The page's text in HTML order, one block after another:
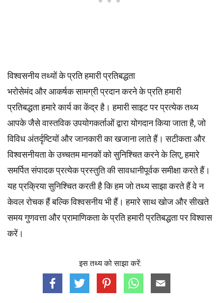
विश्वसनीय तथ्यों के प्रति हमारी प्रतिबद्धता
भरोसेमंद और आकर्षक सामग्री प्रदान करने के प्रति हमारी
प्रतिबद्धता हमारे कार्य का केंद्र है। हमारी साइट पर प्रत्येक तथ्य
आपके जैसे वास्तविक उपयोगकर्ताओं द्वारा योगदान किया जाता है, जो
विविध अंतर्दृष्टियों और जानकारी का खजाना लाते हैं। सटीकता और
विश्वसनीयता के उच्चतममानकोंको सुनिश्चित करने के लिए, हमारे
समर्पितसंपादकप्रत्येक प्रस्तुति की सावधानीपूर्वक समीक्षा करते हैं।
यह प्रक्रिया सुनिश्चित करती है कि हम जो तथ्य साझा करते हैं वे न
केवल रोचक हैं बल्कि विश्वसनीय भी हैं। हमारे साथ खोज और सीखते
समय गुणवत्ता और प्रामाणिकता के प्रति हमारी प्रतिबद्धता पर विश्वास
करें।
इस तथ्य को साझा करें: